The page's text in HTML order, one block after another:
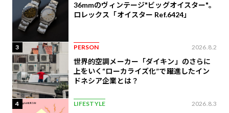
36mmのヴィンテージ"ビッグオイスター"。
ロレックス「オイスター Ref.6424」
3 PERSON 2026.8.2
世界的空調メーカー「ダイキン」のさらに
上をいく“ローカライズ化”で躍進したイン
ドネシア企業とは？
4 LIFESTYLE 2026.8.3